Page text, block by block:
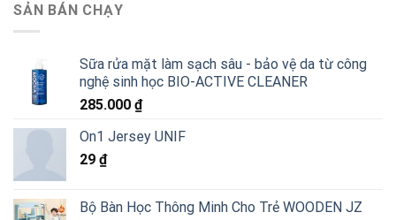
SẢN BÁN CHẠY
Sữa rửa mặt làm sạch sâu - bảo vệ da từ công
nghệ sinh học BIO-ACTIVE CLEANER
285.000 ₫
On1 Jersey UNIF
29 ₫
Bộ Bàn Học Thông Minh Cho Trẻ WOODEN JZ